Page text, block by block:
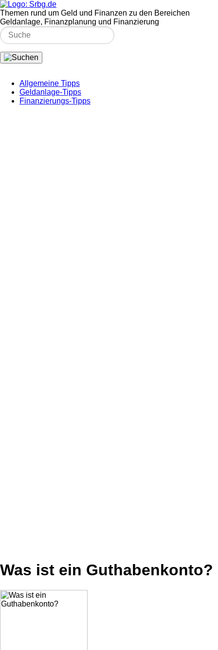
Themen rund um Geld und Finanzen zu den Bereichen
Geldanlage, Finanzplanung und Finanzierung
Allgemeine Tipps
Geldanlage-Tipps
Finanzierungs-Tipps
Was ist ein Guthabenkonto?